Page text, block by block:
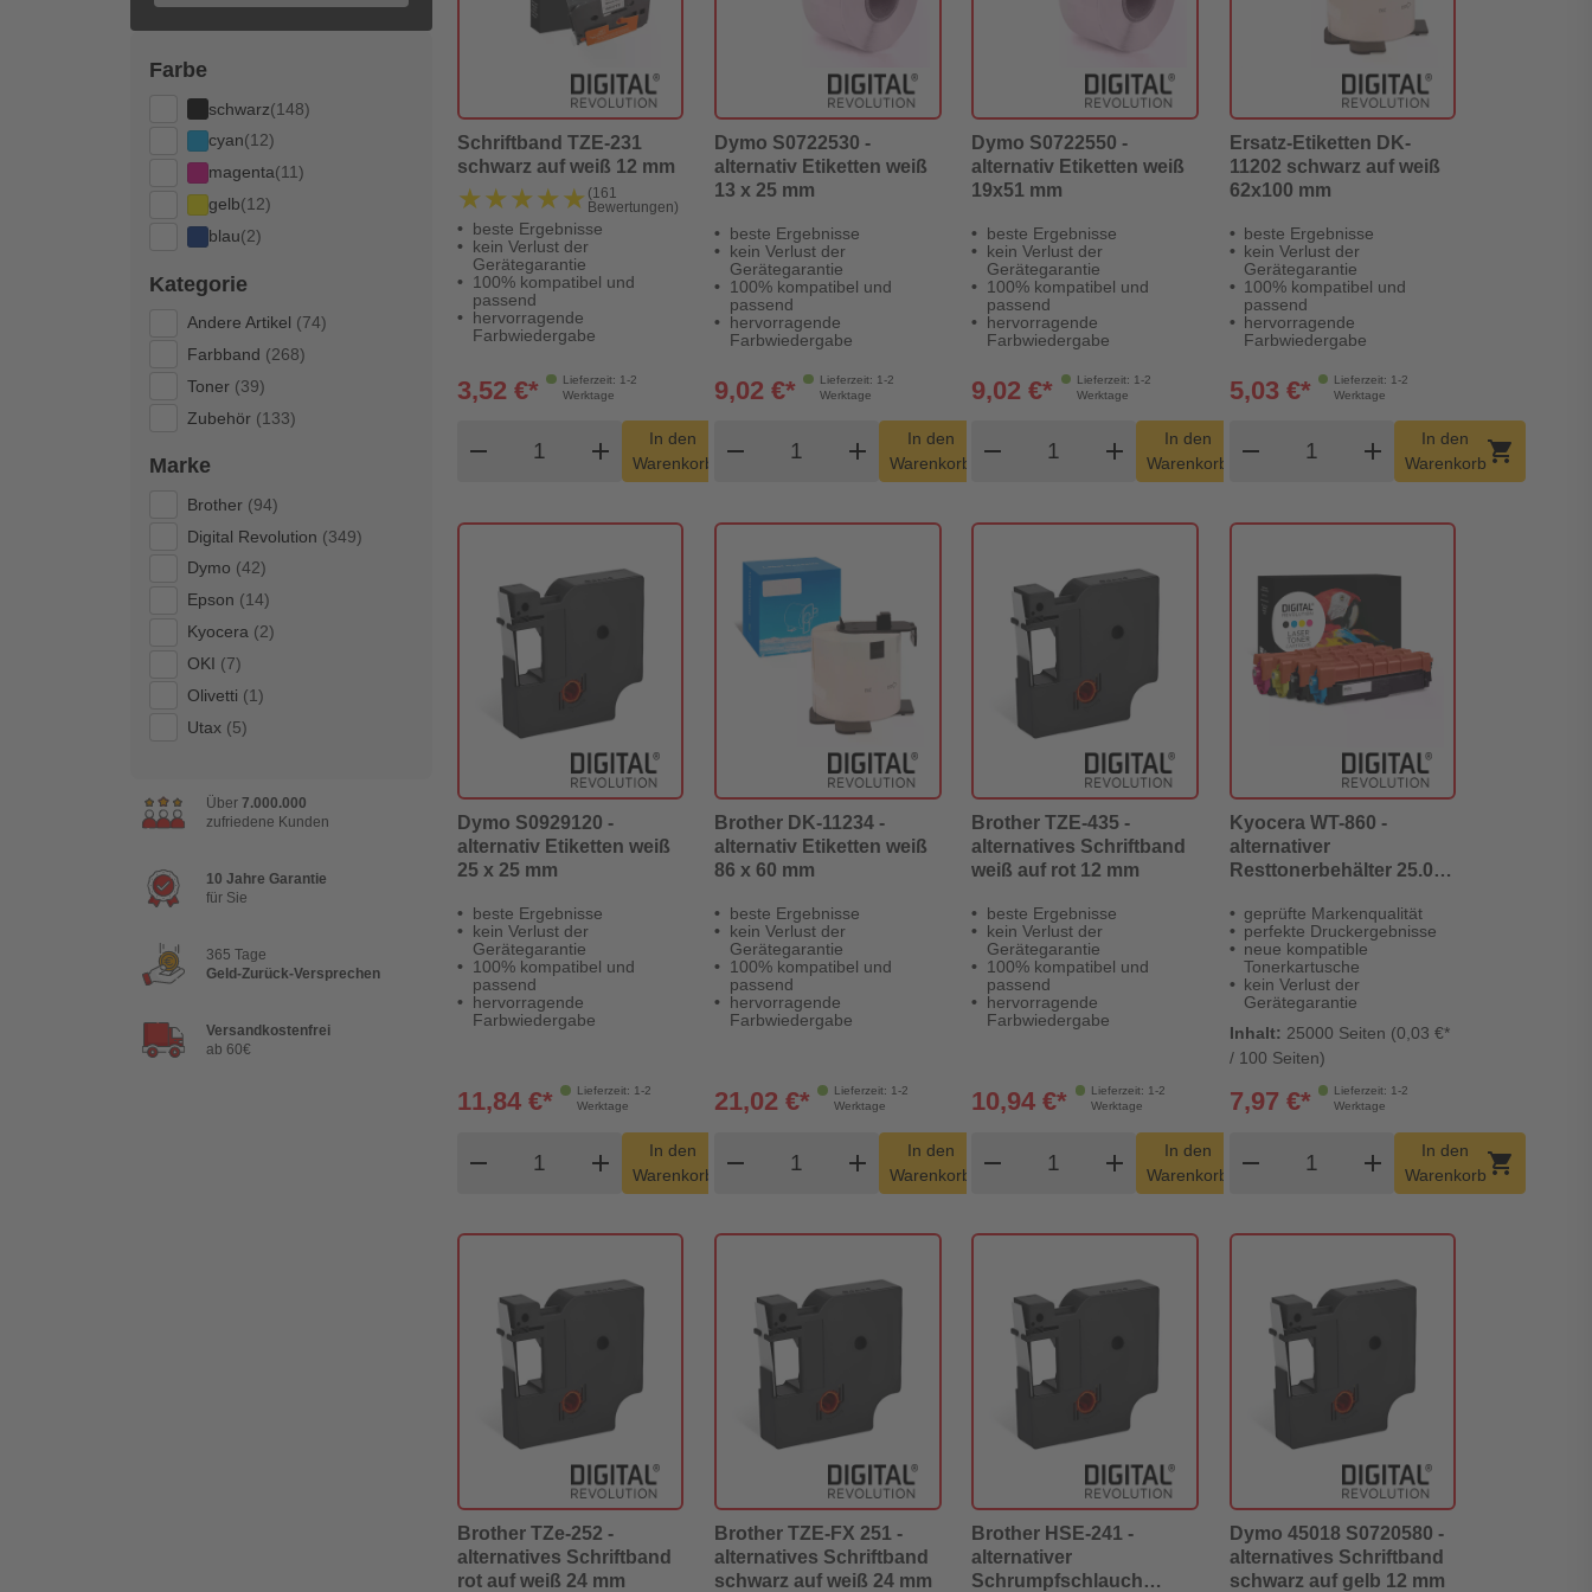
Farbe
schwarz(148)
cyan(12)
magenta(11)
gelb(12)
blau(2)
Kategorie
Andere Artikel (74)
Farbband (268)
Toner (39)
Zubehör (133)
Marke
Brother (94)
Digital Revolution (349)
Dymo (42)
Epson (14)
Kyocera (2)
OKI (7)
Olivetti (1)
Utax (5)
Über 7.000.000
zufriedene Kunden
10 Jahre Garantie
für Sie
365 Tage
Geld-Zurück-Versprechen
Versandkostenfrei
ab 60€
Schriftband TZE-231
schwarz auf weiß 12 mm
★★★★★
★★★★★ (161
Bewertungen)
beste Ergebnisse
kein Verlust der
Gerätegarantie
100% kompatibel und
passend
hervorragende
Farbwiedergabe
Lieferzeit: 1-2
Werktage
3,52 €*
remove
Produkt Warenkorb Menge
add
In den
Warenkorb
shopping_cart
Dymo S0722530 -
alternativ Etiketten weiß
13 x 25 mm
beste Ergebnisse
kein Verlust der
Gerätegarantie
100% kompatibel und
passend
hervorragende
Farbwiedergabe
Lieferzeit: 1-2
Werktage
9,02 €*
remove
Produkt Warenkorb Menge
add
In den
Warenkorb
shopping_cart
Dymo S0722550 -
alternativ Etiketten weiß
19x51 mm
beste Ergebnisse
kein Verlust der
Gerätegarantie
100% kompatibel und
passend
hervorragende
Farbwiedergabe
Lieferzeit: 1-2
Werktage
9,02 €*
remove
Produkt Warenkorb Menge
add
In den
Warenkorb
shopping_cart
Ersatz-Etiketten DK-
11202 schwarz auf weiß
62x100 mm
beste Ergebnisse
kein Verlust der
Gerätegarantie
100% kompatibel und
passend
hervorragende
Farbwiedergabe
Lieferzeit: 1-2
Werktage
5,03 €*
remove
Produkt Warenkorb Menge
add
In den
Warenkorbshopping_cart
Dymo S0929120 -
alternativ Etiketten weiß
25 x 25 mm
beste Ergebnisse
kein Verlust der
Gerätegarantie
100% kompatibel und
passend
hervorragende
Farbwiedergabe
Lieferzeit: 1-2
Werktage
11,84 €*
remove
Produkt Warenkorb Menge
add
In den
Warenkorb
shopping_cart
Brother DK-11234 -
alternativ Etiketten weiß
86 x 60 mm
beste Ergebnisse
kein Verlust der
Gerätegarantie
100% kompatibel und
passend
hervorragende
Farbwiedergabe
Lieferzeit: 1-2
Werktage
21,02 €*
remove
Produkt Warenkorb Menge
add
In den
Warenkorb
shopping_cart
Brother TZE-435 -
alternatives Schriftband
weiß auf rot 12 mm
beste Ergebnisse
kein Verlust der
Gerätegarantie
100% kompatibel und
passend
hervorragende
Farbwiedergabe
Lieferzeit: 1-2
Werktage
10,94 €*
remove
Produkt Warenkorb Menge
add
In den
Warenkorb
shopping_cart
Kyocera WT-860 -
alternativer
Resttonerbehälter 25.000
Revolution
geprüfte Markenqualität
perfekte Druckergebnisse
neue kompatible
Tonerkartusche
kein Verlust der
Gerätegarantie
Inhalt: 25000 Seiten (0,03 €*
/ 100 Seiten)
Lieferzeit: 1-2
Werktage
7,97 €*
remove
Produkt Warenkorb Menge
add
In den
Warenkorbshopping_cart
Brother TZe-252 -
alternatives Schriftband
rot auf weiß 24 mm
Brother TZE-FX 251 -
alternatives Schriftband
schwarz auf weiß 24 mm
Brother HSE-241 -
alternativer
Schrumpfschlauch
Dymo 45018 S0720580 -
alternatives Schriftband
schwarz auf gelb 12 mm